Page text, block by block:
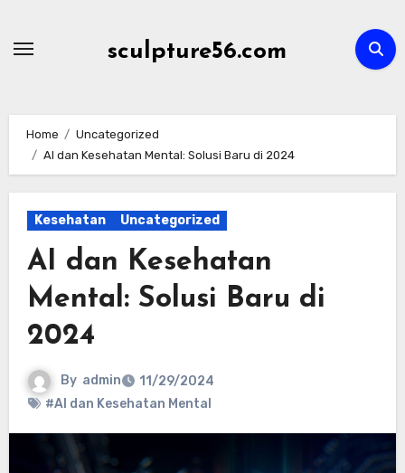
sculpture56.com
Home
Uncategorized
AI dan Kesehatan Mental: Solusi Baru di 2024
Kesehatan Uncategorized
AI dan Kesehatan
Mental: Solusi Baru di
2024
By admin
11/29/2024
#AI dan Kesehatan Mental